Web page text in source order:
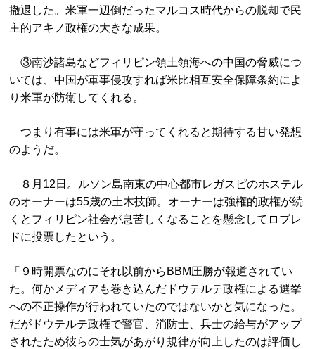
撤退した。米軍一辺倒だったマルコス時代からの脱却で民
主的アキノ政権の大きな成果。
③南沙諸島などフィリピン領土領海への中国の脅威につ
いては、中国が軍事侵攻すれば米比相互安全保障条約によ
り米軍が防衛してくれる。
つまり有事には米軍が守ってくれると期待する甘い発想
のようだ。
８月12日。ルソン島南東の中心都市レガスピのホステル
のオーナーは55歳の土木技師。オーナーは強権的政権が続
くとフィリピン社会が息苦しくなることを懸念してロブレ
ドに投票したという。
「９時開票なのにそれ以前からBBM圧勝が報道されてい
た。何かメディアも巻き込んだドウテルテ政権による選挙
への不正操作が行われていたのではないかと気になった。
だがドウテルテ政権で警官、消防士、兵士の給与がアップ
されたため彼らの士気があがり規律が向上したのは評価し